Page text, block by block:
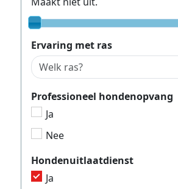
Ervaring met ras
Professioneel hondenopvang
Ja
Nee
Hondenuitlaatdienst
Ja